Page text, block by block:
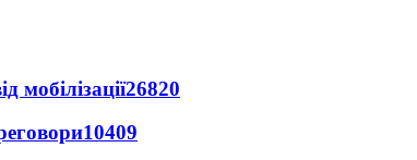
мобілізації26820
10409